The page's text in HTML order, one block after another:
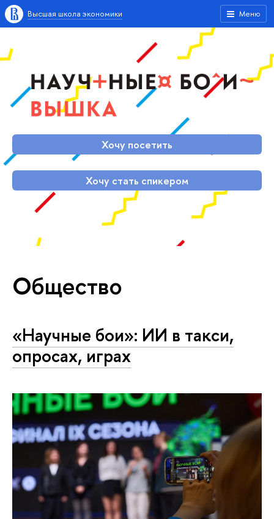
Меню
Высшая школа экономики
Хочу посетить
Хочу стать спикером
Общество
«Научные бои»: ИИ в такси,
опросах, играх